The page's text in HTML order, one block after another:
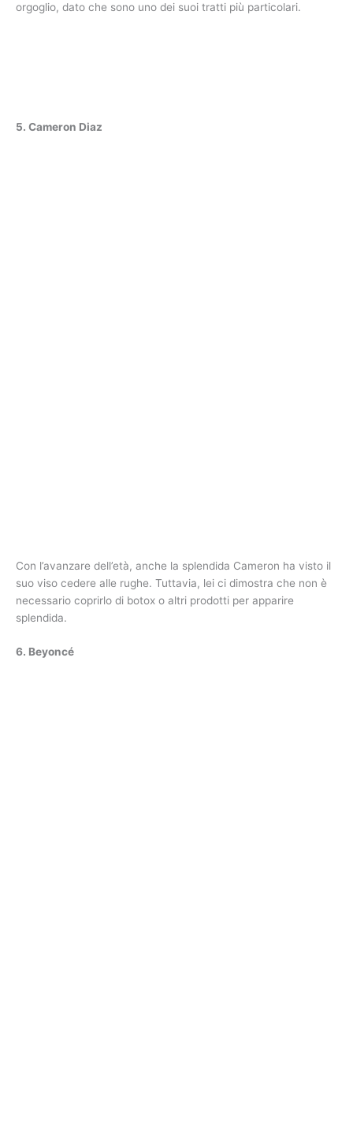
orgoglio, dato che sono uno dei suoi tratti più particolari.
5. Cameron Diaz
Con l’avanzare dell’età, anche la splendida Cameron ha visto il
suo viso cedere alle rughe. Tuttavia, lei ci dimostra che non è
necessario coprirlo di botox o altri prodotti per apparire
splendida.
6. Beyoncé